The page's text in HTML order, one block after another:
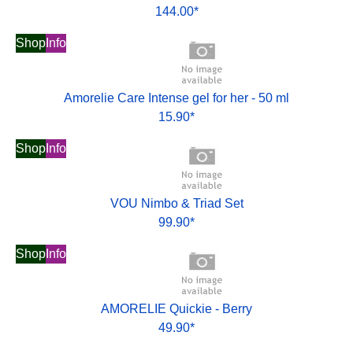
144.00*
Shop Info
Amorelie Care Intense gel for her - 50 ml
15.90*
Shop Info
VOU Nimbo & Triad Set
99.90*
Shop Info
AMORELIE Quickie - Berry
49.90*